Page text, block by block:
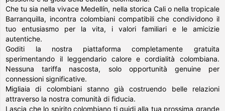
Che tu sia nella vivace Medellín, nella storica Cali o nella tropicale
Barranquilla, incontra colombiani compatibili che condividono il
tuo entusiasmo per la vita, i valori familiari e le amicizie
autentiche.
Goditi la nostra piattaforma completamente gratuita
sperimentando il leggendario calore e cordialità colombiana.
Nessuna tariffa nascosta, solo opportunità genuine per
connessioni significative.
Migliaia di colombiani stanno già costruendo belle relazioni
attraverso la nostra comunità di fiducia.
Lascia che lo spirito colombiano ti guidi alla tua prossima grande